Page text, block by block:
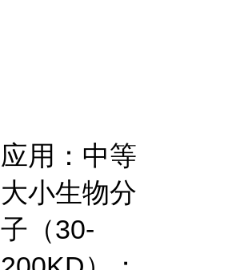
应用：中等
大小生物分
子（30-